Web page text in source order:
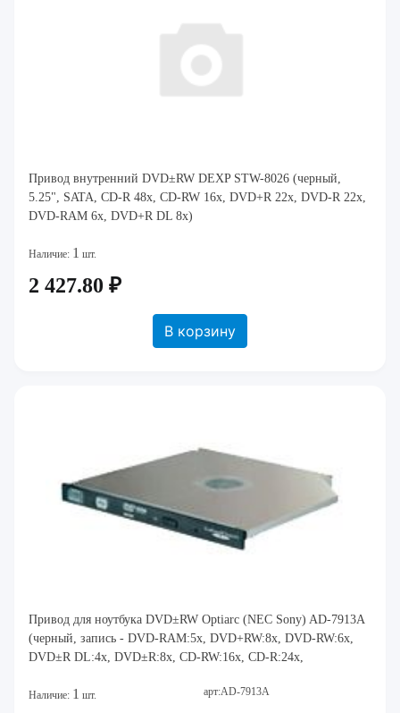
Привод внутренний DVD±RW DEXP STW-8026 (черный,
5.25", SATA, CD-R 48x, CD-RW 16x, DVD+R 22x, DVD-R 22x,
DVD-RAM 6x, DVD+R DL 8x)
Наличие: 1 шт.
2 427.80 ₽
В корзину
Привод для ноутбука DVD±RW Optiarc (NEC Sony) AD-7913A
(черный, запись - DVD-RAM:5x, DVD+RW:8x, DVD-RW:6x,
DVD±R DL:4x, DVD±R:8x, CD-RW:16x, CD-R:24x,
Наличие: 1 шт. арт:AD-7913A